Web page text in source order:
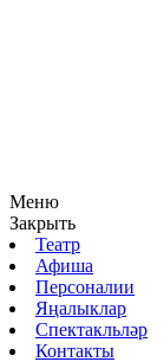
Меню
Закрыть
Театр
Афиша
Персоналии
Яңалыклар
Спектакльләр
Контакты